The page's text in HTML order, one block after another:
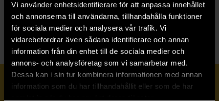
Vi använder enhetsidentifierare för att anpassa innehållet
och annonserna till användarna, tillhandahålla funktioner
för sociala medier och analysera vår trafik. Vi
vidarebefordrar även sådana identifierare och annan
information från din enhet till de sociala medier och
annons- och analysföretag som vi samarbetar med.
Dessa kan i sin tur kombinera informationen med annan
information som du har tillhandahållit eller som de har
Prenumerera på vårt nyhetsbrev